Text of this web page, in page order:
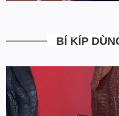
Toàn bộ các đơn hàng từ
bạn phải trả. Tặng thêm
từ 0đ.
6. Vì sao cam kết Giá Tốt
BÍ KÍP